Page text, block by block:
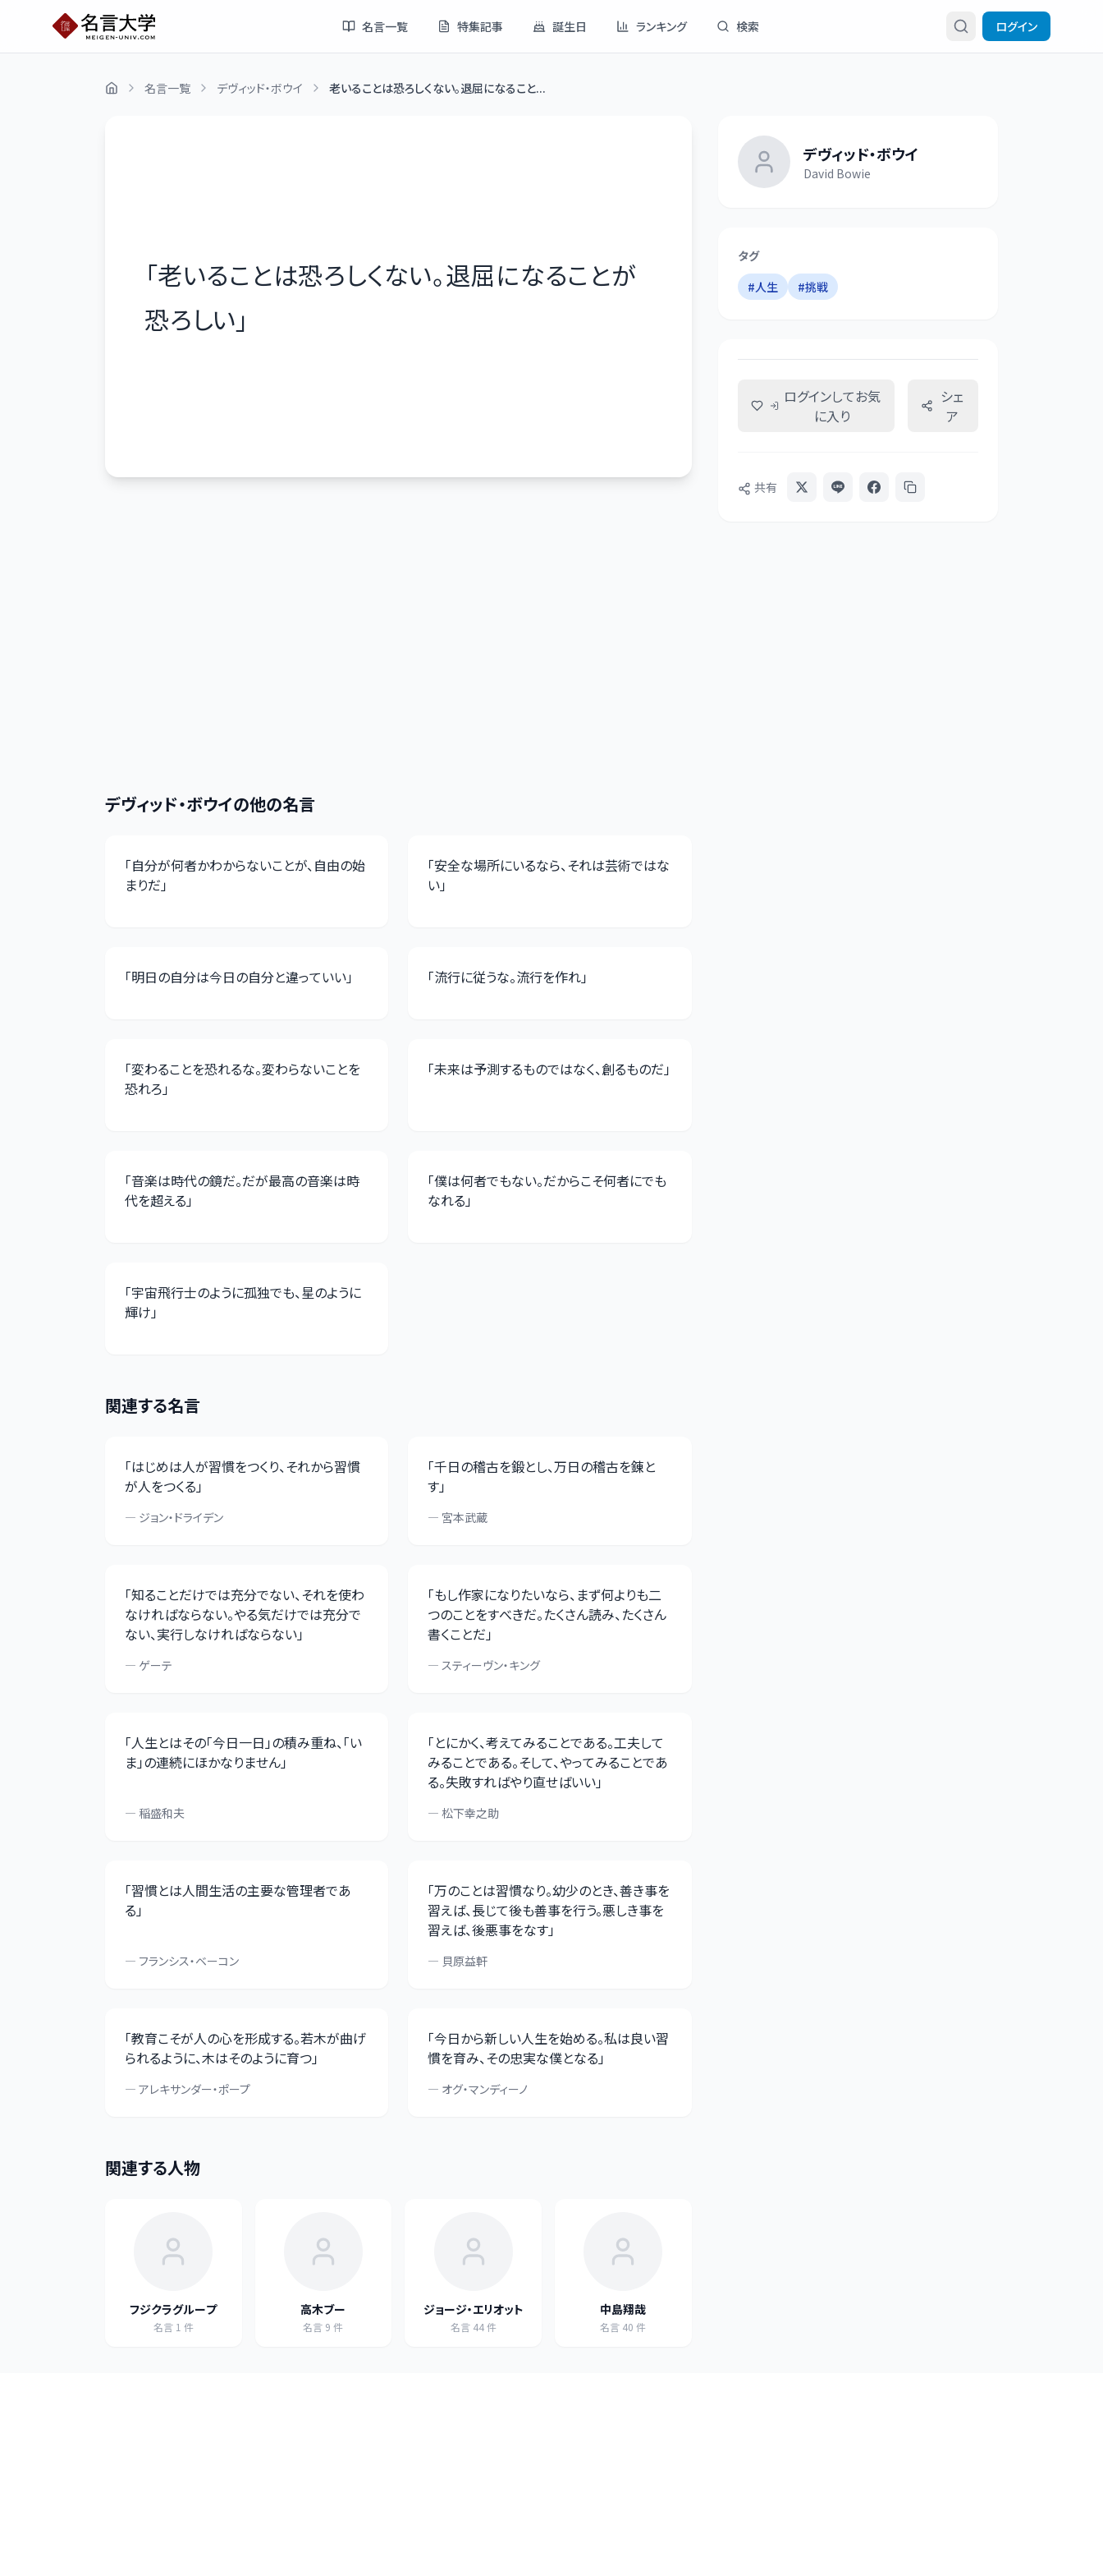
名言一覧 特集記事 誕生日 ランキング 検索 ログイン
名言一覧 デヴィッド・ボウイ 老いることは恐ろしくない。退屈になること...
「老いることは恐ろしくない。退屈になることが
恐ろしい 」
デヴィッド・ボウイ
David Bowie
タグ
#人生 #挑戦
ログインしてお気
に入り
シェ
ア
共有
デヴィッド・ボウイの他の名言
「自分が何者かわからないことが、自由の始
まりだ」
「安全な場所にいるなら、それは芸術ではな
い」
「明日の自分は今日の自分と違っていい」 「流行に従うな。流行を作れ」
「変わることを恐れるな。変わらないことを
恐れろ」
「未来は予測するものではなく、創るものだ」
「音楽は時代の鏡だ。だが最高の音楽は時
代を超える」
「僕は何者でもない。だからこそ何者にでも
なれる」
「宇宙飛行士のように孤独でも、星のように
輝け」
関連する名言
「はじめは人が習慣をつくり、それから習慣
が人をつくる」
— ジョン・ドライデン
「千日の稽古を鍛とし、万日の稽古を錬と
す」
— 宮本武蔵
「知ることだけでは充分でない、それを使わ
なければならない。やる気だけでは充分で
ない、実行しなければならない」
— ゲーテ
「もし作家になりたいなら、まず何よりも二
つのことをすべきだ。たくさん読み、たくさん
書くことだ」
—スティーヴン・キング
「人生とはその「今日一日」の積み重ね、「い
ま」の連続にほかなりません」
— 稲盛和夫
「とにかく、考えてみることである。工夫して
みることである。そして、やってみることであ
る。失敗すればやり直せばいい」
—松下幸之助
「習慣とは人間生活の主要な管理者であ
る」
— フランシス・ベーコン
「万のことは習慣なり。幼少のとき、善き事を
習えば、長じて後も善事を行う。悪しき事を
習えば、後悪事をなす」
— 貝原益軒
「教育こそが人の心を形成する。若木が曲げ
られるように、木はそのように育つ」
— アレキサンダー・ポープ
「今日から新しい人生を始める。私は良い習
慣を育み、その忠実な僕となる」
— オグ・マンディーノ
関連する人物
フジクラグループ
名言 1 件
高木ブー
名言 9 件
ジョージ・エリオット
名言 44件
中島翔哉
名言 40 件